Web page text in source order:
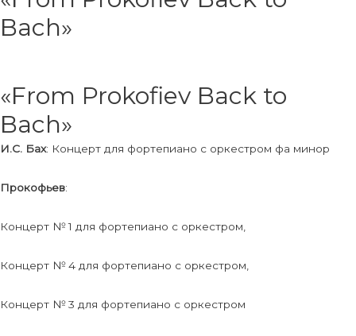
Bach»
«From Prokofiev Back to
Bach»
И.С. Бах: Концерт для фортепиано с оркестром фа минор
Прокофьев:
Концерт № 1 для фортепиано с оркестром,
Концерт № 4 для фортепиано с оркестром,
Концерт № 3 для фортепиано с оркестром